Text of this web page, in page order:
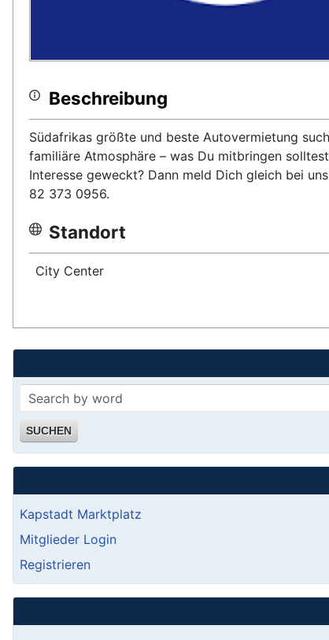
Beschreibung
Südafrikas größte und beste Autovermietung
familiäre Atmosphäre – was Du mitbringen
Interesse geweckt? Dann meld Dich gleich bei
82 373 0956.
Standort
City Center
SUCHEN
Kapstadt Marktplatz
Mitglieder Login
Registrieren